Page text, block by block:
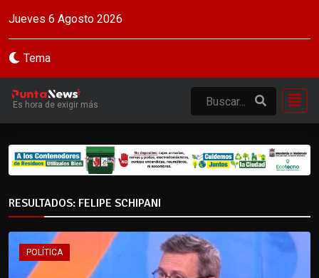
Jueves 6 Agosto 2026
Tema
Es hora de exigir más
RESULTADOS: FELIPE SCHIPANI
POLÍTICA